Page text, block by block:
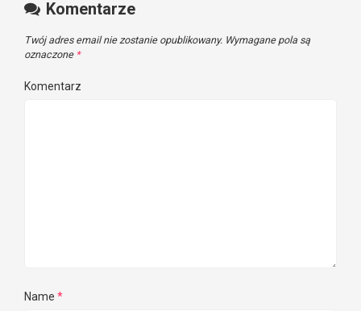
Komentarze
Twój adres email nie zostanie opublikowany. Wymagane pola są
oznaczone *
Komentarz
Name *